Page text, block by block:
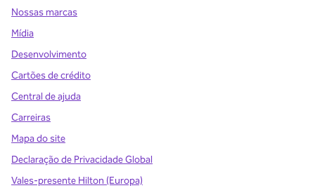
Nossas marcas
Mídia
Desenvolvimento
Cartões de crédito
Central de ajuda
Carreiras
Mapa do site
Declaração de Privacidade Global
Vales-presente Hilton (Europa)